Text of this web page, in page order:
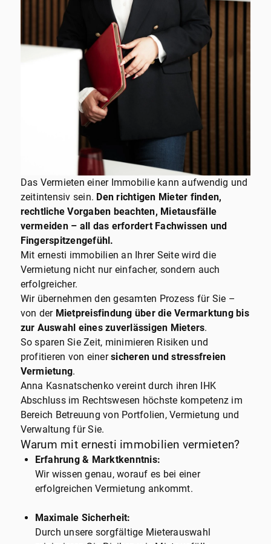
Das Vermieten einer Immobilie kann aufwendig und
zeitintensiv sein. Den richtigen Mieter finden,
rechtliche Vorgaben beachten, Mietausfälle
vermeiden – all das erfordert Fachwissen und
Fingerspitzengefühl.
Mit ernesti immobilien an Ihrer Seite wird die
Vermietung nicht nur einfacher, sondern auch
erfolgreicher.
Wir übernehmen den gesamten Prozess für Sie –
von der Mietpreisfindung über die Vermarktung bis
zur Auswahl eines zuverlässigen Mieters.
So sparen Sie Zeit, minimieren Risiken und
profitieren von einersicheren und stressfreien
Vermietung.
Anna Kasnatschenko vereint durch ihren IHK
Abschluss im Rechtswesen höchste kompetenz im
Bereich Betreuung von Portfolien, Vermietung und
Verwaltung für Sie.
Warum mit ernesti immobilien vermieten?
Erfahrung & Marktkenntnis:
Wir wissen genau, worauf es bei einer
erfolgreichen Vermietung ankommt.
Maximale Sicherheit:
Durch unsere sorgfältige Mieterauswahl